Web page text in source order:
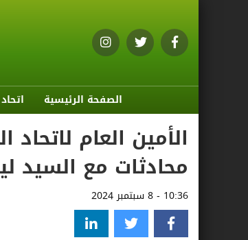
الصفحة الرئيسية
الأمين العام
محادثات مع السيد
10:36 - 8 سبتمبر 2024